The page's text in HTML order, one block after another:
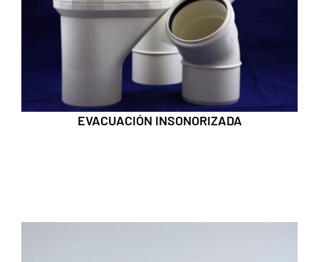
EVACUACIÓN INSONORIZADA